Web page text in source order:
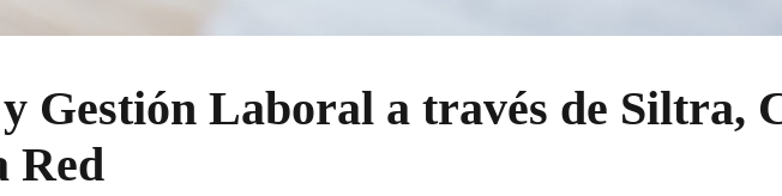
Gestión Laboral a través de Siltra,
Red